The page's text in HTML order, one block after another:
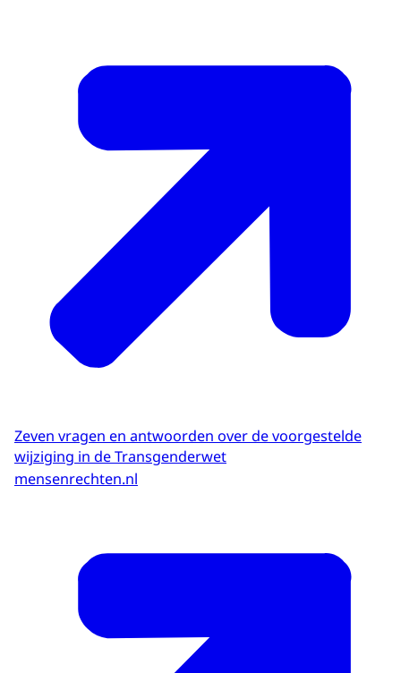
Zeven vragen en antwoorden over de voorgestelde
wijziging in de Transgenderwet
mensenrechten.nl